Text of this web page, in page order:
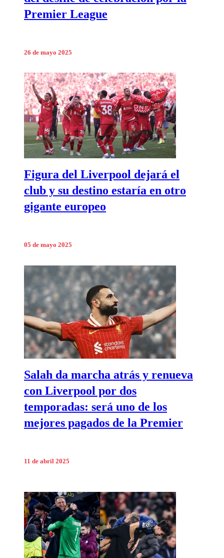
Premier League
26 de mayo 2025
Figura del Liverpool dejará el
club y su destino estaría en otro
gigante europeo
05 de mayo 2025
Salah da marcha atrás y renueva
con Liverpool por dos
temporadas: será uno de los
mejores pagados de la Premier
11 de abril 2025